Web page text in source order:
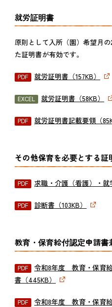
就労証明書
原則として入所（園）希望月
た証明書が有効です。
就労証明書（157KB）
就労証明書（58KB）
就労証明書記載要領（
その他保育を必要とする証
求職・介護（看護）・就
診断書（103KB）
教育・保育給付認定申請書
令和8年度 教育・保育
書（445KB）
令和8年度 教育・保育